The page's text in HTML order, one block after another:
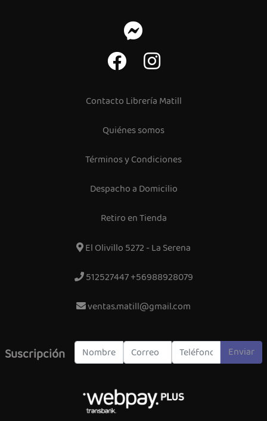
Contacto Librería Matill
Quiénes somos
Términos y Condiciones
Despacho a Domicilio
Retiro en Tienda
El Olivillo 5272 - La Serena
512527447 +56988928079
ventas.matill@gmail.com
Suscripción Enviar